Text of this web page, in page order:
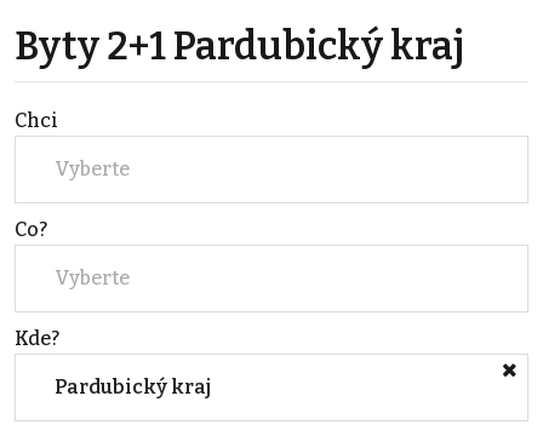
Byty 2+1 Pardubický kraj
Chci
Vyberte
Co?
Vyberte
Kde?
Pardubický kraj